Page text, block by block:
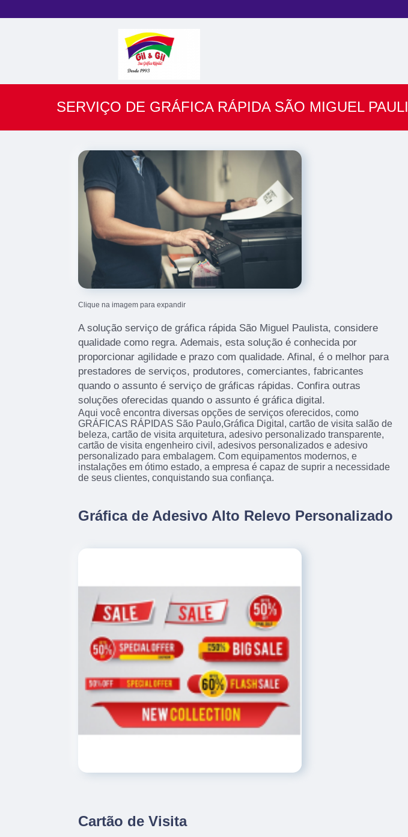
SERVIÇO DE GRÁFICA RÁPIDA SÃO MIGUEL
Clique na imagem para expandir
A solução serviço de gráfica rápida São Miguel Paulista, considere
qualidade como regra. Ademais, esta solução é conhecida por
proporcionar agilidade e prazo com qualidade. Afinal, é o melhor para
prestadores de serviços, produtores, comerciantes, fabricantes
quando o assunto é serviço de gráficas rápidas. Confira outras
soluções oferecidas quando o assunto é gráfica digital.
Aqui você encontra diversas opções de serviços oferecidos, como
GRÁFICAS RÁPIDAS São Paulo,Gráfica Digital, cartão de visita salão de
beleza, cartão de visita arquitetura, adesivo personalizado transparente,
cartão de visita engenheiro civil, adesivos personalizados e adesivo
personalizado para embalagem. Com equipamentos modernos, e
instalações em ótimo estado, a empresa é capaz de suprir a necessidade
de seus clientes, conquistando sua confiança.
Gráfica de Adesivo Alto Relevo Personalizado
Cartão de Visita